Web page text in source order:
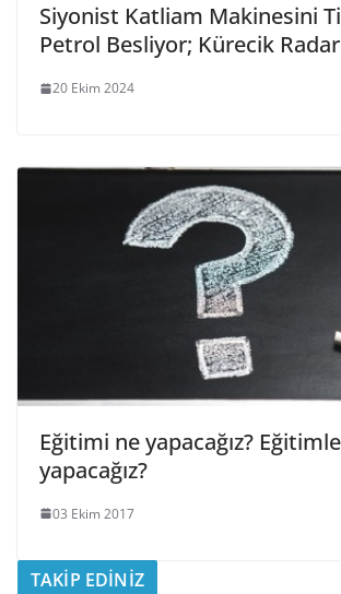
Siyonist Katliam Makinesini
Petrol Besliyor; Kürecik
20 Ekim 2024
Eğitimi ne yapacağız?
yapacağız?
03 Ekim 2017
TAKİP EDİNİZ